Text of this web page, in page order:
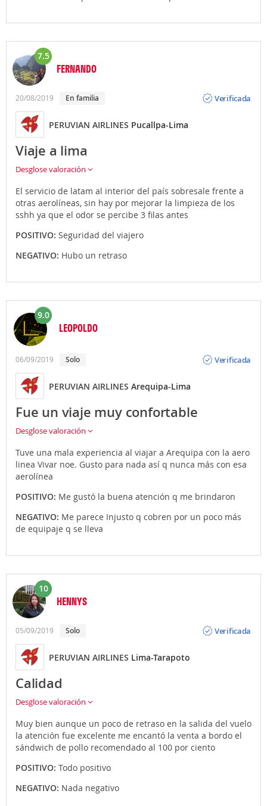
7.5
FERNANDO
20/08/2019 En familia
Verificada
PERUVIAN AIRLINES Pucallpa-Lima
Viaje a lima
Desglose valoración
El servicio de latam al interior del país sobresale frente a
otras aerolíneas, sin hay por mejorar la limpieza de los
sshh ya que el odor se percibe 3 filas antes
POSITIVO: Seguridad del viajero
NEGATIVO: Hubo un retraso
9.0
LEOPOLDO
06/09/2019 Solo
Verificada
PERUVIAN AIRLINES Arequipa-Lima
Fue un viaje muy confortable
Desglose valoración
Tuve una mala experiencia al viajar a Arequipa con la aero
linea Vivar noe. Gusto para nada así q nunca más con esa
aerolínea
POSITIVO: Me gustó la buena atención q me brindaron
NEGATIVO: Me parece Injusto q cobren por un poco más
de equipaje q se lleva
10
HENNYS
05/09/2019 Solo
Verificada
PERUVIAN AIRLINES Lima-Tarapoto
Calidad
Desglose valoración
Muy bien aunque un poco de retraso en la salida del vuelo
la atención fue excelente me encantó la venta a bordo el
sándwich de pollo recomendado al 100 por ciento
POSITIVO: Todo positivo
NEGATIVO: Nada negativo